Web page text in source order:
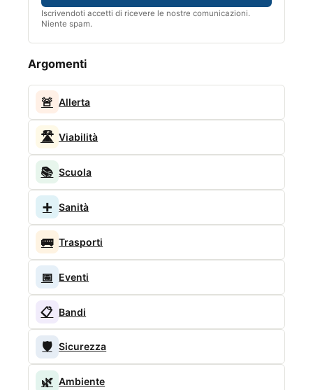
Iscrivendoti accetti di ricevere le nostre comunicazioni.
Niente spam.
Argomenti
🚨 Allerta
🛣️ Viabilità
📚 Scuola
➕ Sanità
🚌 Trasporti
📅 Eventi
📋 Bandi
🛡️ Sicurezza
🌿 Ambiente